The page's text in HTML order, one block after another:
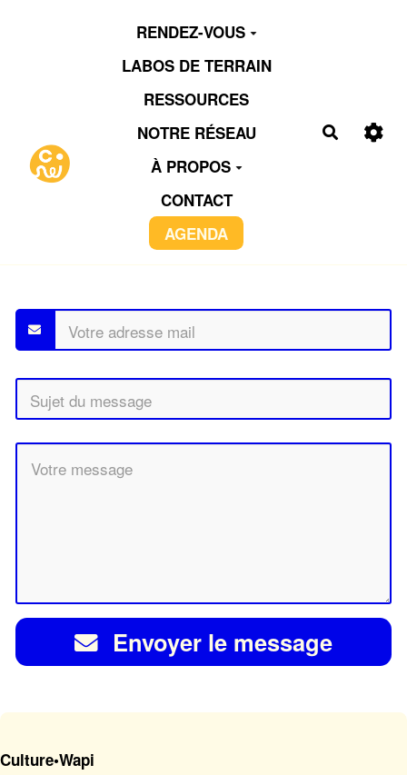
Aller au contenu principal
RENDEZ-VOUS
LABOS DE TERRAIN
RESSOURCES
NOTRE RÉSEAU
À PROPOS
CONTACT
AGENDA
Envoyer le message
Culture•Wapi